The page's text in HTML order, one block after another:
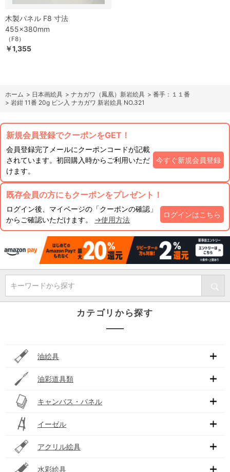
木製パネル F8 寸法
455×380mm
（F8）
￥1,355
ホーム > 日本画絵具 > ナカガワ（鳳凰）新岩絵具 > 番手：１１番
> 岩紺 11番 20g ビン入 ナカガワ 新岩絵具 NO.321
新規会員登録でクーポンをGET！
会員登録完了メールにクーポンコードが記載
されています。初回購入時からご利用いただ
けます。
今すぐ新規会員登録
既存会員の方にもクーポンをプレゼント！
ログイン後、マイページの「クーポンの確認」
からご確認いただけます。 →使用方法
ログインはこちら
キーワードから探す
カテゴリから探す
油絵具
油彩道具類
キャンバス・パネル
イーゼル
アクリル絵具
水彩絵具